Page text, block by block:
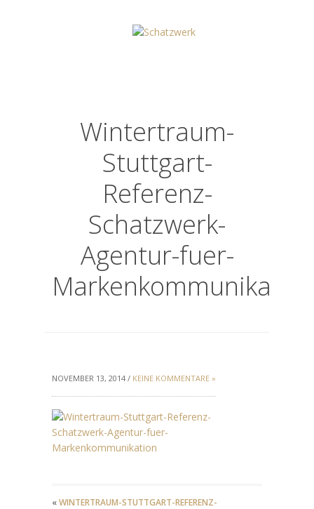
Wintertraum-
Stuttgart-
Referenz-
Schatzwerk-
Agentur-fuer-
NOVEMBER 13, 2014 / KEINE KOMMENTARE »
«WINTERTRAUM-STUTTGART-REFERENZ-